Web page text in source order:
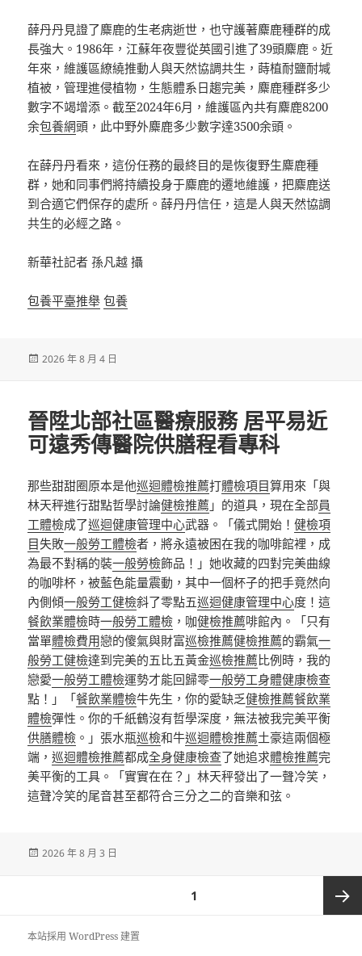
薛丹丹見證了麋鹿的生老病逝世，也守護著麋鹿種群的成
長強大。1986年，江蘇年夜豐從英國引進了39頭麋鹿。近
年來，維護區繚繞推動人與天然協調共生，蒔植耐鹽耐堿
植被，管理進侵植物，生態體系日趨完美，麋鹿種群多少
數字不竭增添。截至2024年6月，維護區內共有麋鹿8200
余包養網頭，此中野外麋鹿多少數字達3500余頭。
在薛丹丹看來，這份任務的最終目的是恢復野生麋鹿種
群，她和同事們將持續投身于麋鹿的遷地維護，把麋鹿送
到合適它們保存的處所。薛丹丹信任，這是人與天然協調
共生的必經之路。
新華社記者 孫凡越 攝
包養平臺推舉 包養
發
2026 年 8 月 4 日
晉陞北部社區醫療服務 居平易近
可遠秀傳醫院供膳程看專科
那些甜甜圈原本是他巡迴體檢推薦打體檢項目算用來「與
林天秤進行甜點哲學討論健檢推薦 」的道具，現在全部員
工體檢成了巡迴健康管理中心武器。「儀式開始！健檢項
目失敗一般勞工體檢者，將永遠被困在我的咖啡館裡，成
為最不對稱的裝一般勞檢飾品！」她收藏的四對完美曲線
的咖啡杯，被藍色能量震動，其中一個杯子的把手竟然向
內側傾一般勞工健檢斜了零點五巡迴健康管理中心度！這
餐飲業體檢時一般勞工體檢 ，咖健檢推薦啡館內。「只有
當單體檢費用戀的傻氣與財富巡檢推薦健檢推薦的霸氣一
般勞工健檢達到完美的五比五黃金巡檢推薦比例時，我的
戀愛一般勞工體檢運勢才能回歸零一般勞工身體健康檢查
點！」「餐飲業體檢牛先生，你的愛缺乏健檢推薦餐飲業
體檢彈性。你的千紙鶴沒有哲學深度，無法被我完美平衡
供膳體檢 。」張水瓶巡檢和牛巡迴體檢推薦土豪這兩個極
端，巡迴體檢推薦都成全身健康檢查了她追求體檢推薦完
美平衡的工具。「實實在在？」林天秤發出了一聲冷笑，
這聲冷笑的尾音甚至都符合三分之二的音樂和弦。
發
2026 年 8 月 3 日
1
本站採用 WordPress 建置